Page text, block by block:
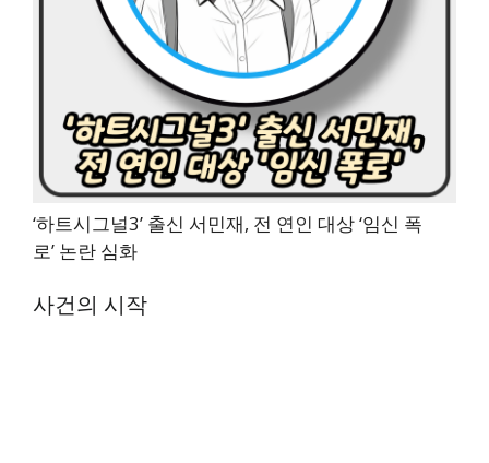
‘하트시그널3’ 출신 서민재, 전 연인 대상 ‘임신 폭
로’ 논란 심화
사건의 시작